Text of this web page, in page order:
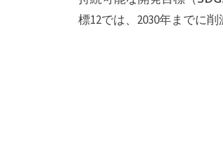
標12では、2030年までに